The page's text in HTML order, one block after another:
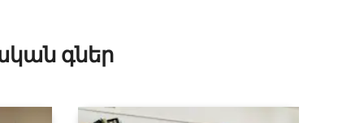
գներ